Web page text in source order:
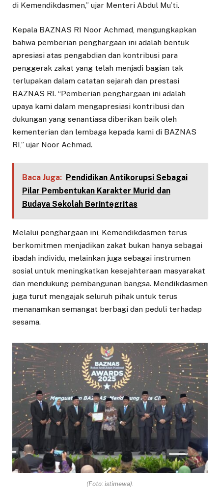
di Kemendikdasmen,” ujar Menteri Abdul Mu’ti.
Kepala BAZNAS RI Noor Achmad, mengungkapkan
bahwa pemberian penghargaan ini adalah bentuk
apresiasi atas pengabdian dan kontribusi para
penggerak zakat yang telah menjadi bagian tak
terlupakan dalam catatan sejarah dan prestasi
BAZNAS RI. “Pemberian penghargaan ini adalah
upaya kami dalam mengapresiasi kontribusi dan
dukungan yang senantiasa diberikan baik oleh
kementerian dan lembaga kepada kami di BAZNAS
RI,” ujar Noor Achmad.
Baca Juga: Pendidikan Antikorupsi Sebagai
Pilar Pembentukan Karakter Murid dan
Budaya Sekolah Berintegritas
Melalui penghargaan ini, Kemendikdasmen terus
berkomitmen menjadikan zakat bukan hanya sebagai
ibadah individu, melainkan juga sebagai instrumen
sosial untuk meningkatkan kesejahteraan masyarakat
dan mendukung pembangunan bangsa. Mendikdasmen
juga turut mengajak seluruh pihak untuk terus
menanamkan semangat berbagi dan peduli terhadap
sesama.
(Foto: istimewa).